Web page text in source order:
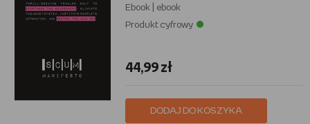
Ebook
ebook
Produkt cyfrowy
44,99 zł
DODAJ DO KOSZYKA